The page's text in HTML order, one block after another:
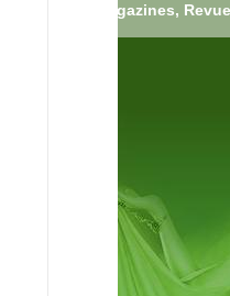
Magazines,